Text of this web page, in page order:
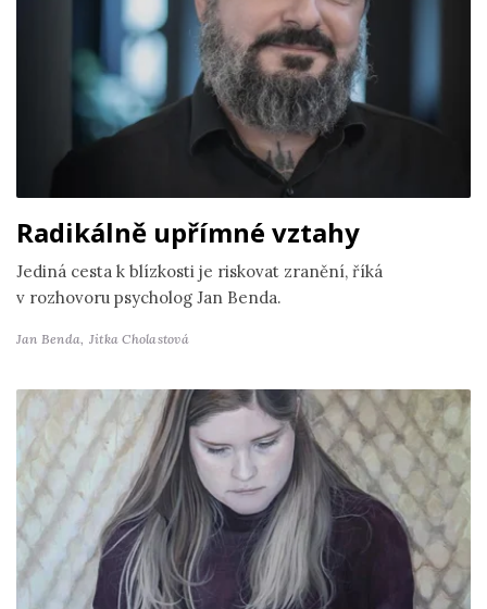
Radikálně upřímné vztahy
Jediná cesta k blízkosti je riskovat zranění, říká
v rozhovoru psycholog Jan Benda.
Jan Benda, Jitka Cholastová